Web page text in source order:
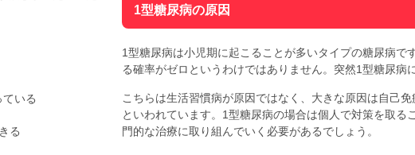
1型糖尿病の原因
1型糖尿病は小児期に起こることが多いタイプの糖尿病
る確率がゼロというわけではありません。突然1型糖尿病
こちらは生活習慣病が原因ではなく、大きな原因は自己
といわれています。1型糖尿病の場合は個人で対策を取
門的な治療に取り組んでいく必要があるでしょう。
いる
る